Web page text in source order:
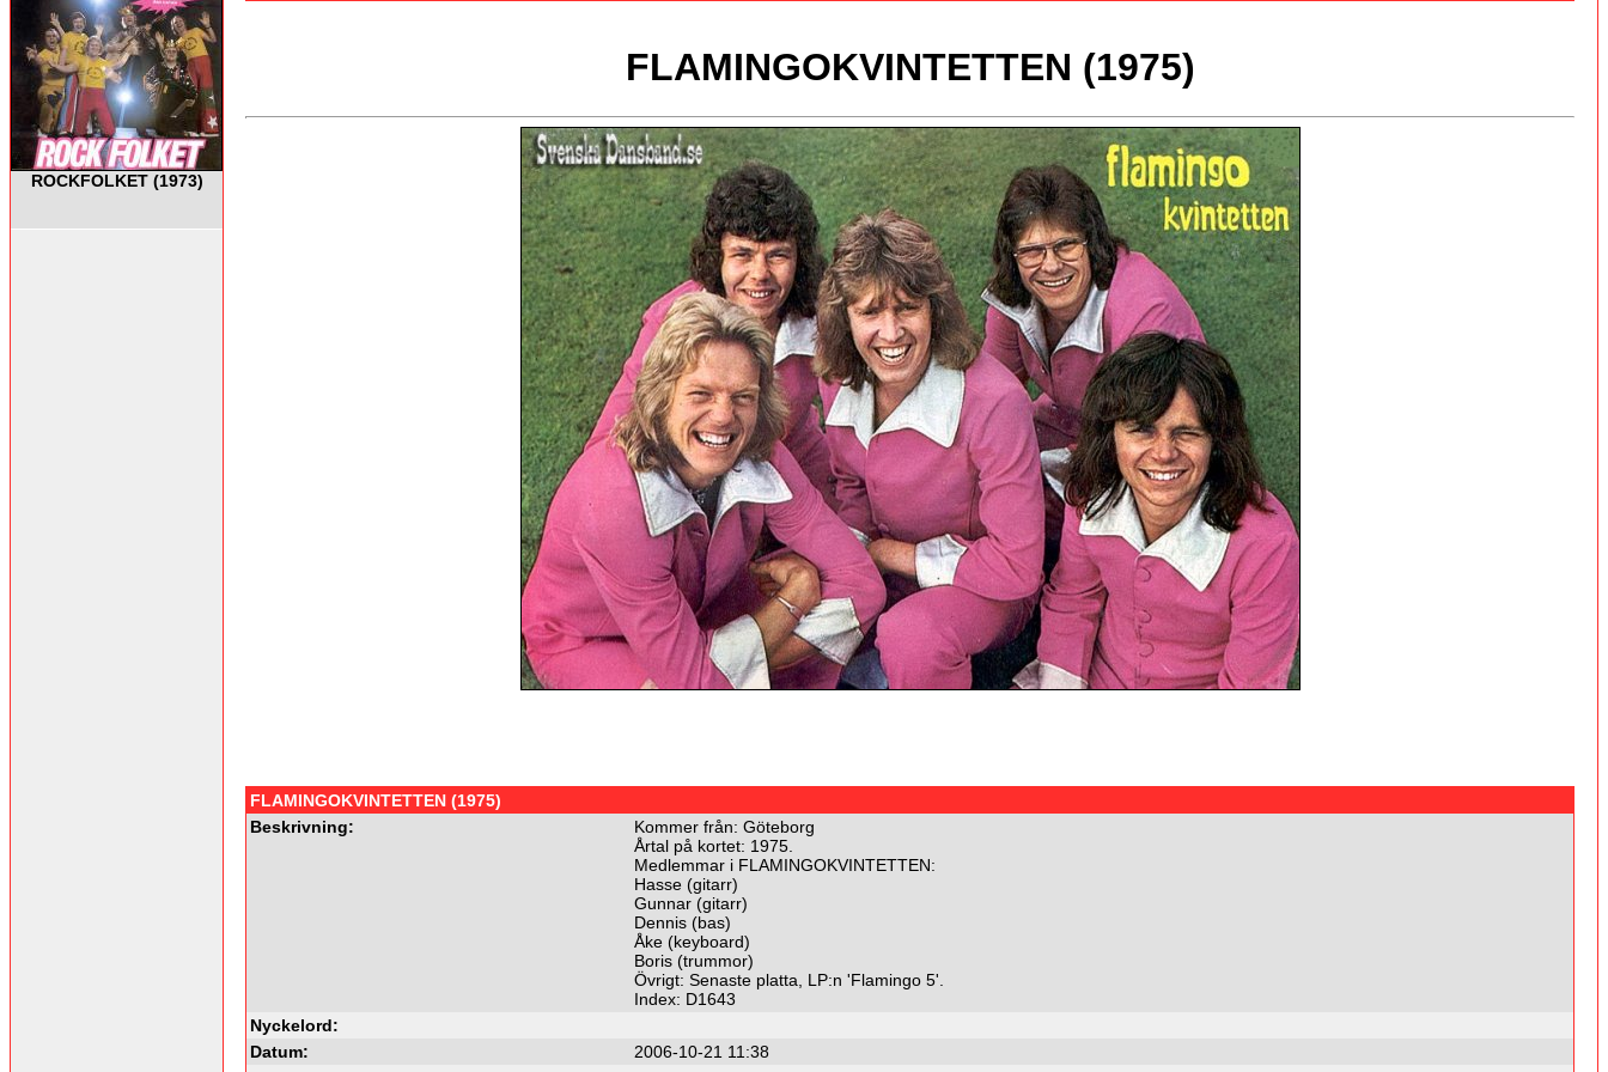
ROCKFOLKET (1973)
FLAMINGOKVINTETTEN (1975)
FLAMINGOKVINTETTEN (1975)
Beskrivning:
Kommer från: Göteborg
Årtal på kortet: 1975.
Medlemmar i FLAMINGOKVINTETTEN:
Hasse (gitarr)
Gunnar (gitarr)
Dennis (bas)
Åke (keyboard)
Boris (trummor)
Övrigt: Senaste platta, LP:n 'Flamingo 5'.
Index: D1643
Nyckelord:
Datum:
2006-10-21 11:38